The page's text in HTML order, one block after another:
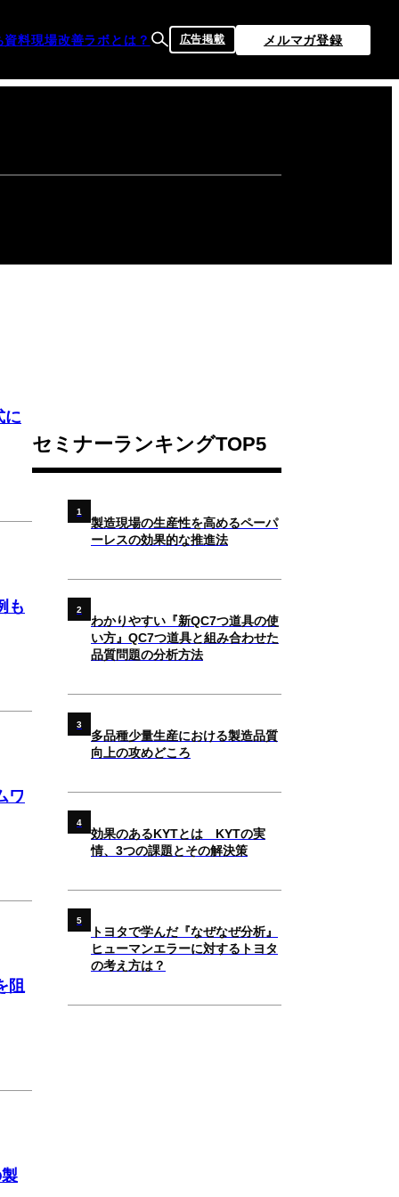
資料現場改善ラボとは？ 広告掲載 メルマガ登録
に
も
ワ
阻
セミナーランキングTOP5
1
製造現場の生産性を高めるペーパ
ーレスの効果的な推進法
2
わかりやすい『新QC7つ道具の使
い方』QC7つ道具と組み合わせた
品質問題の分析方法
3
多品種少量生産における製造品質
向上の攻めどころ
4
効果のあるKYTとは KYTの実
情、3つの課題とその解決策
5
トヨタで学んだ『なぜなぜ分析』
ヒューマンエラーに対するトヨタ
の考え方は？